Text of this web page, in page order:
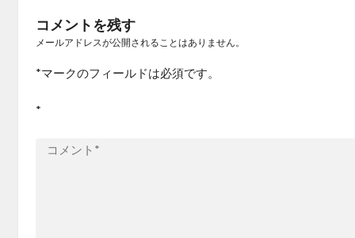
ビ
ゲ
シ
コメントを残す
メールアドレスが公開されることはありません。
*マークのフィールドは必須です。
*